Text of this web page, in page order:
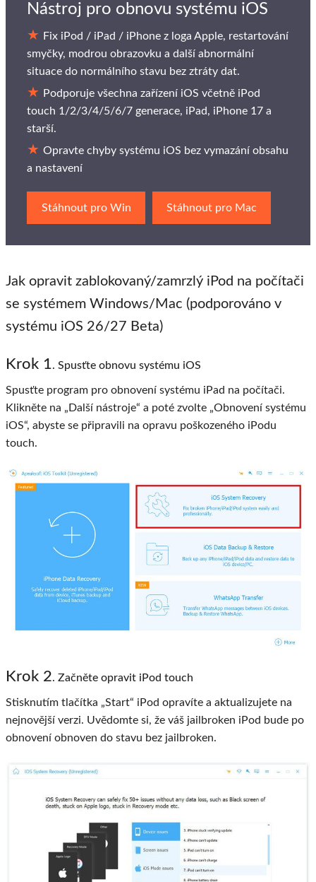
Nástroj pro obnovu systému iOS
Fix iPod / iPad / iPhone z loga Apple, restartování
smyčky, modrou obrazovku a další abnormální
situace do normálního stavu bez ztráty dat.
Podporuje všechna zařízení iOS včetně iPod
touch 1/2/3/4/5/6/7 generace, iPad, iPhone 17 a
starší.
Opravte chyby systému iOS bez vymazání obsahu
a nastavení
Stáhnout pro Win Stáhnout pro Mac
Jak opravit zablokovaný/zamrzlý iPod na počítači
se systémem Windows/Mac (podporováno v
systému iOS 26/27 Beta)
Krok 1. Spusťte obnovu systému iOS
Spusťte program pro obnovení systému iPad na počítači.
Klikněte na „Další nástroje“ a poté zvolte „Obnovení systému
iOS“, abyste se připravili na opravu poškozeného iPodu
touch.
Krok 2. Začněte opravit iPod touch
Stisknutím tlačítka „Start“ iPod opravíte a aktualizujete na
nejnovější verzi. Uvědomte si, že váš jailbroken iPod bude po
obnovení obnoven do stavu bez jailbroken.